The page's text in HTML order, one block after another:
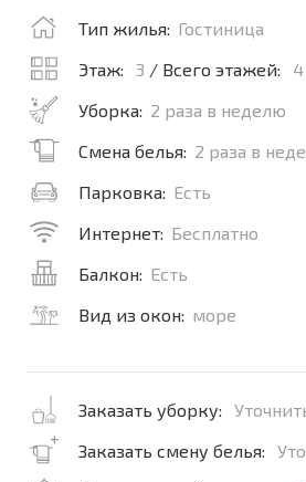
Тип жилья: Гостиница
Этаж:
3 / Всего этажей:
4
Уборка: 2 раза в неделю
Смена белья: 2 раза в
Парковка: Есть
Интернет: Бесплатно
Балкон: Есть
Вид из окон: море
Заказать уборку:
Заказать смену белья: